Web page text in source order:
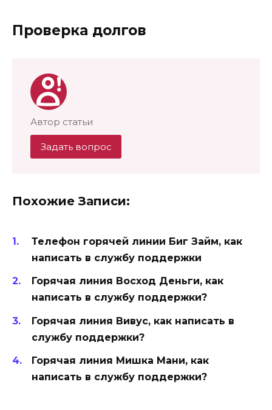
Проверка долгов
Автор статьи
Задать вопрос
Похожие Записи:
Телефон горячей линии Биг Займ, как
написать в службу поддержки
Горячая линия Восход Деньги, как
написать в службу поддержки?
Горячая линия Вивус, как написать в
службу поддержки?
Горячая линия Мишка Мани, как
написать в службу поддержки?